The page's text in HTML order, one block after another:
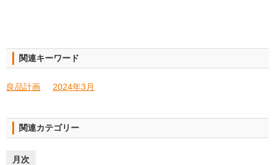
関連キーワード
良品計画 2024年3月
関連カテゴリー
月次